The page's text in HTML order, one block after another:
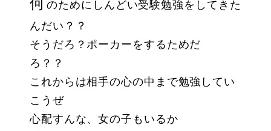
何のためにしんどい受験勉強をしてきた
んだい？？
そうだろ？ポーカーをするためだ
ろ？？
これからは相手の心の中まで勉強してい
こうぜ
心配すんな、女の子もいるか